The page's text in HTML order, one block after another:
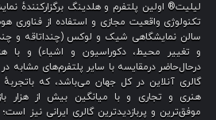
لیلیت® اولین پلتفرم و هلدینگ برگزارکنندهٔ
تکنولوژی واقعیت مجازی و استفاده از
سالن نمایشگاهی شیک و لوکس (چنداتاقه و
و تغییر محیط، دکوراسیون و اشیاء) و با
درحال‌حاضر درمقایسه با سایر پلتفرم‌های مشابه
هنری و تجاری و با میانگین بیش از هزار
موفق‌ترین و پربازدیدترین گالری ایرانی نیز